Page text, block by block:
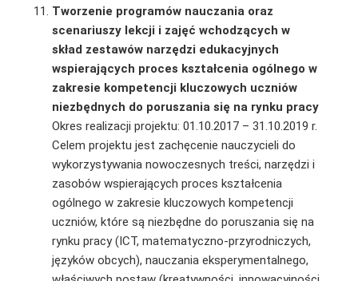
Tworzenie programów nauczania oraz
scenariuszy lekcji i zajęć wchodzących w
skład zestawów narzędzi edukacyjnych
wspierających proces kształcenia ogólnego w
zakresie kompetencji kluczowych uczniów
niezbędnych do poruszania się na rynku pracy
Okres realizacji projektu: 01.10.2017 – 31.10.2019 r.
Celem projektu jest zachęcenie nauczycieli do
wykorzystywania nowoczesnych treści, narzę­dzi i
zasobów wspierających proces kształcenia
ogólnego w zakresie kluczowych kompetencji
uczniów, które są niezbędne do poruszania się na
rynku pracy (ICT, matematyczno-przyrod­niczych,
języków obcych), nauczania eksperymentalnego,